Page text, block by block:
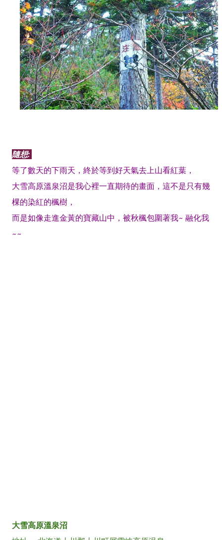
隨想:
等了數天的下雨天，終於等到好天氣去上山看紅葉，
大雪高原溫泉沼是我心裡一直期待的畫面，這不是只有幾
棵的染紅的楓樹，
而是如像走進金黃的寶藏山中，被秋楓包圍著我~ 融化我
~~
大雪高原溫泉沼